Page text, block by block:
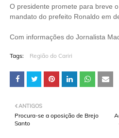
O presidente promete para breve
mandato do prefeito Ronaldo em
Com informações do Jornalista
Tags: Região do Cariri
ANTIGOS
Procura-se a oposição de Brejo
Santo